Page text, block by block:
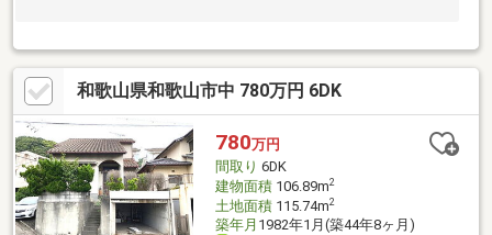
和歌山県和歌山市中 780万円 6DK
780万円
間取り 6DK
建物面積106.89m2
土地面積115.74m2
築年月 1982年1月(築44年8ヶ月)